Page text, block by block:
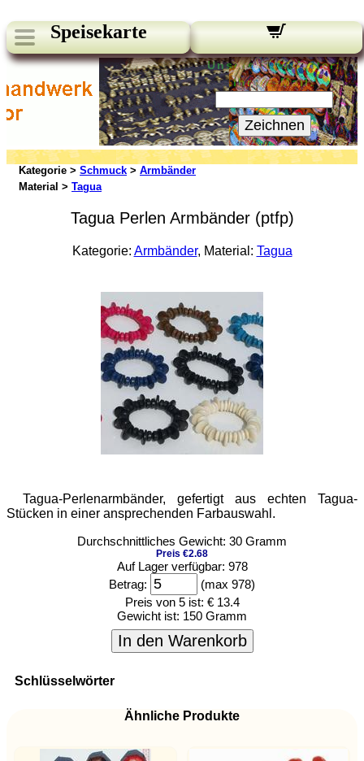
Speisekarte
Unsere Newsletter:
Ihre E-Mail:
Zeichnen
Kategorie > Schmuck > Armbänder
Material > Tagua
Tagua Perlen Armbänder (ptfp)
Kategorie: Armbänder, Material: Tagua
Tagua-Perlenarmbänder, gefertigt aus echten Tagua-
Stücken in einer ansprechenden Farbauswahl.
Durchschnittliches Gewicht: 30 Gramm
Preis €2.68
Auf Lager verfügbar: 978
Betrag:
(max 978)
Preis von 5 ist: € 13.4
Gewicht ist: 150 Gramm
In den Warenkorb
Schlüsselwörter
Ähnliche Produkte